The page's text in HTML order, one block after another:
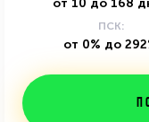
от 10 до 168
ПСК:
от 0% до